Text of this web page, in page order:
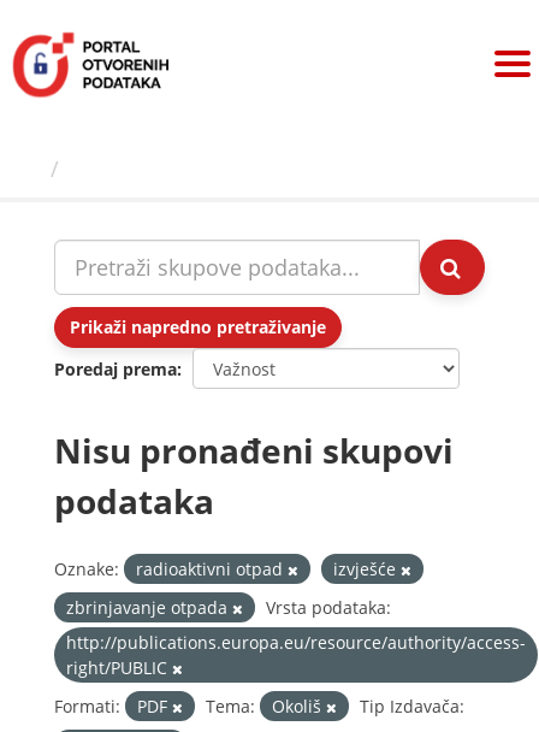
sadržaj
Prikaži napredno pretraživanje
Poredaj prema
Nisu pronađeni skupovi
podataka
Oznake: radioaktivni otpad
izvješće
zbrinjavanje otpada
Vrsta podataka:
http://publications.europa.eu/resource/authority/access-
right/PUBLIC
Formati:
PDF Tema: Okoliš
Tip Izdavača: